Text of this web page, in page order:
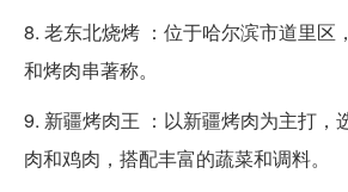
8. 老东北烧烤 ：位于哈尔滨市道里区
和烤肉串著称。
9. 新疆烤肉王 ：以新疆烤肉为主打，
肉和鸡肉，搭配丰富的蔬菜和调料。